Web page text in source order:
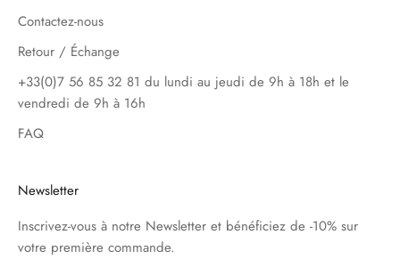
Contactez-nous
Retour / Échange
+33(0)7 56 85 32 81 du lundi au jeudi de 9h à 18h et le
vendredi de 9h à 16h
FAQ
Newsletter
Inscrivez-vous à notre Newsletter et bénéficiez de -10% sur
votre première commande.